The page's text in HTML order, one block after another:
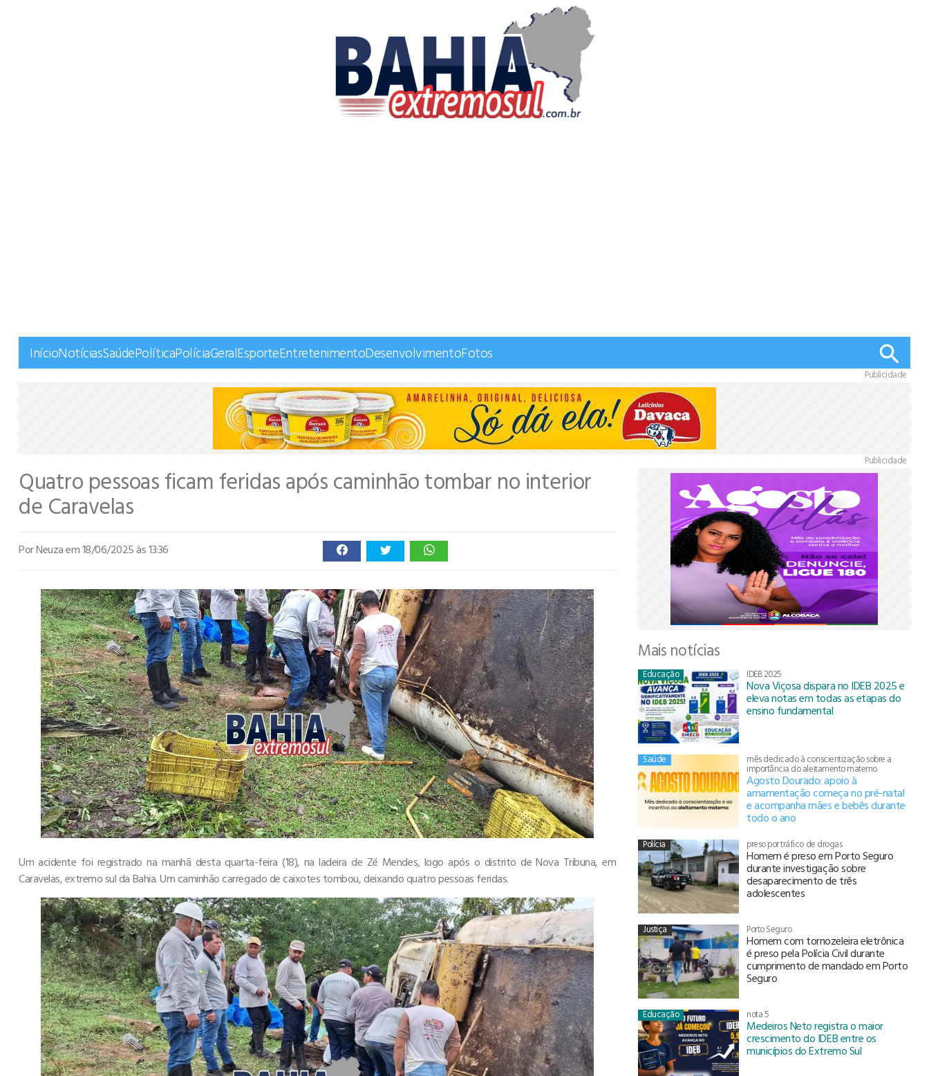
InícioNotíciasSaúdePolíticaPolíciaGeralEsporteEntretenimentoDesenvolvimentoFotos
Publicidade
Quatro pessoas ficam feridas após caminhão tombar no interior
de Caravelas
Por Neuzaem 18/06/2025 às 13:36
Um acidente foi registrado na manhã desta quarta-feira (18), na ladeira de Zé Mendes, logo após o distrito de Nova Tribuna, em
Caravelas, extremo sul da Bahia. Um caminhão carregado de caixotes tombou, deixando quatro pessoas feridas.
Publicidade
Mais notícias
Educação IDEB 2025
Nova Viçosa dispara no IDEB 2025 e
eleva notas em todas as etapas do
ensino fundamental
Saúde mês dedicado à conscientização sobre a
importância do aleitamento materno
Agosto Dourado: apoio à
amamentação começa no pré-natal
e acompanha mães e bebês durante
todo o ano
Polícia preso por tráfico de drogas
Homem é preso em Porto Seguro
durante investigação sobre
desaparecimento de três
adolescentes
Justiça Porto Seguro
Homem com tornozeleira eletrônica
é preso pela Polícia Civil durante
cumprimento de mandado em Porto
Seguro
Educação nota 5
Medeiros Neto registra o maior
crescimento do IDEB entre os
municípios do Extremo Sul